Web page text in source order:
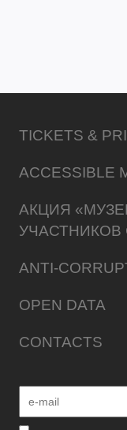
TICKETS &
ACCESSIBLE
АКЦИЯ
ANTI-
OPEN DATA
CONTACTS